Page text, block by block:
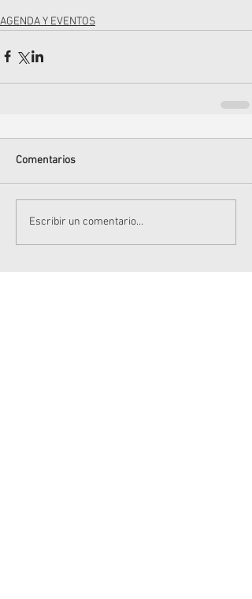
AGENDA Y EVENTOS
Comentarios
Escribir un comentario...